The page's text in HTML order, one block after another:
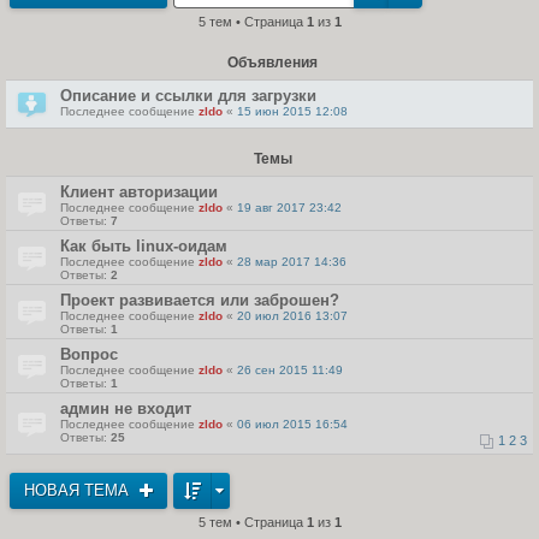
н
5 тем • Страница 1 из 1
Объявления
Описание и ссылки для загрузки
Последнее сообщение zldo « 15 июн 2015 12:08
Темы
Клиент авторизации
Последнее сообщение zldo « 19 авг 2017 23:42
Ответы: 7
Как быть linux-оидам
Последнее сообщение zldo « 28 мар 2017 14:36
Ответы: 2
Проект развивается или заброшен?
Последнее сообщение zldo « 20 июл 2016 13:07
Ответы: 1
Вопрос
Последнее сообщение zldo « 26 сен 2015 11:49
Ответы: 1
админ не входит
Последнее сообщение zldo « 06 июл 2015 16:54
Ответы: 25 1 2 3
НОВАЯ ТЕМА
5 тем • Страница 1 из 1